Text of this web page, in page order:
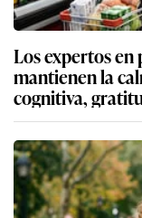
Los expertos en
mantienen la
cognitiva,